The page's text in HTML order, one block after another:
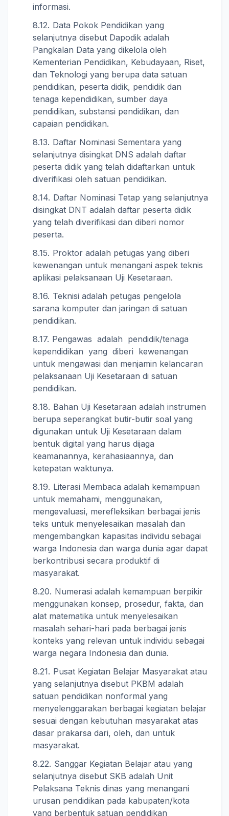
informasi.
Data Pokok Pendidikan yang
selanjutnya disebut Dapodik adalah
Pangkalan Data yang dikelola oleh
Kementerian Pendidikan, Kebudayaan, Riset,
dan Teknologi yang berupa data satuan
pendidikan, peserta didik, pendidik dan
tenaga kependidikan, sumber daya
pendidikan, substansi pendidikan, dan
capaian pendidikan.
Daftar Nominasi Sementara yang
selanjutnya disingkat DNS adalah daftar
peserta didik yang telah didaftarkan untuk
diverifikasi oleh satuan pendidikan.
Daftar Nominasi Tetap yang selanjutnya
disingkat DNT adalah daftar peserta didik
yang telah diverifikasi dan diberi nomor
peserta.
Proktor adalah petugas yang diberi
kewenangan untuk menangani aspek teknis
aplikasi pelaksanaan Uji Kesetaraan.
Teknisi adalah petugas pengelola
sarana komputer dan jaringan di satuan
pendidikan.
Pengawas adalah pendidik/tenaga
kependidikan yang diberi kewenangan
untuk mengawasi dan menjamin kelancaran
pelaksanaan Uji Kesetaraan di satuan
pendidikan.
Bahan Uji Kesetaraan adalah instrumen
berupa seperangkat butir-butir soal yang
digunakan untuk Uji Kesetaraan dalam
bentuk digital yang harus dijaga
keamanannya, kerahasiaannya, dan
ketepatan waktunya.
Literasi Membaca adalah kemampuan
untuk memahami, menggunakan,
mengevaluasi, merefleksikan berbagai jenis
teks untuk menyelesaikan masalah dan
mengembangkan kapasitas individu sebagai
warga Indonesia dan warga dunia agar dapat
berkontribusi secara produktif di
masyarakat.
Numerasi adalah kemampuan berpikir
menggunakan konsep, prosedur, fakta, dan
alat matematika untuk menyelesaikan
masalah sehari-hari pada berbagai jenis
konteks yang relevan untuk individu sebagai
warga negara Indonesia dan dunia.
Pusat Kegiatan Belajar Masyarakat atau
yang selanjutnya disebut PKBM adalah
satuan pendidikan nonformal yang
menyelenggarakan berbagai kegiatan belajar
sesuai dengan kebutuhan masyarakat atas
dasar prakarsa dari, oleh, dan untuk
masyarakat.
Sanggar Kegiatan Belajar atau yang
selanjutnya disebut SKB adalah Unit
Pelaksana Teknis dinas yang menangani
urusan pendidikan pada kabupaten/kota
yang berbentuk satuan pendidikan